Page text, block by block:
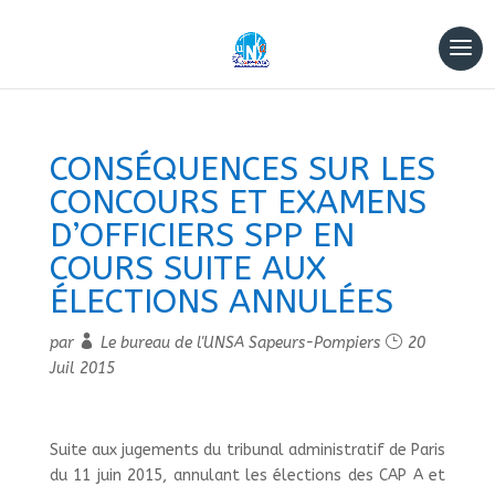
CONSÉQUENCES SUR LES
CONCOURS ET EXAMENS
D’OFFICIERS SPP EN
COURS SUITE AUX
ÉLECTIONS ANNULÉES
par Le bureau de l'UNSA Sapeurs-Pompiers
20
Juil 2015
Suite aux jugements du tribunal administratif de Paris
du 11 juin 2015, annulant les élections des CAP A et